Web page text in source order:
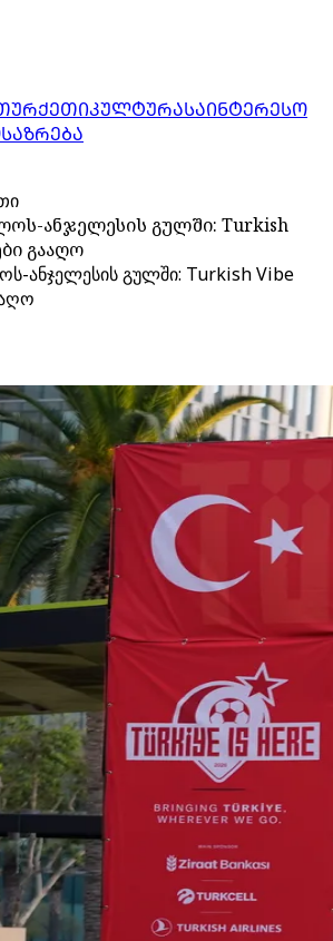
ᲙᲣᲚᲢᲣᲠᲐᲡᲐᲘᲜᲢᲔᲠᲔᲡᲝ
ანჯელესის გულში: Turkish
გააღო
ანჯელესის გულში: Turkish Vibe